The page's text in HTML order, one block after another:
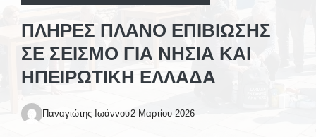
ΠΛΉΡΕΣ ΠΛΆΝΟ ΕΠΙΒΊΩΣΗΣ
ΣΕ ΣΕΙΣΜΌ ΓΙΑ ΝΗΣΙΆ ΚΑΙ
ΗΠΕΙΡΩΤΙΚΉ ΕΛΛΆΔΑ
Παναγιώτης Ιωάννου2 Μαρτίου 2026